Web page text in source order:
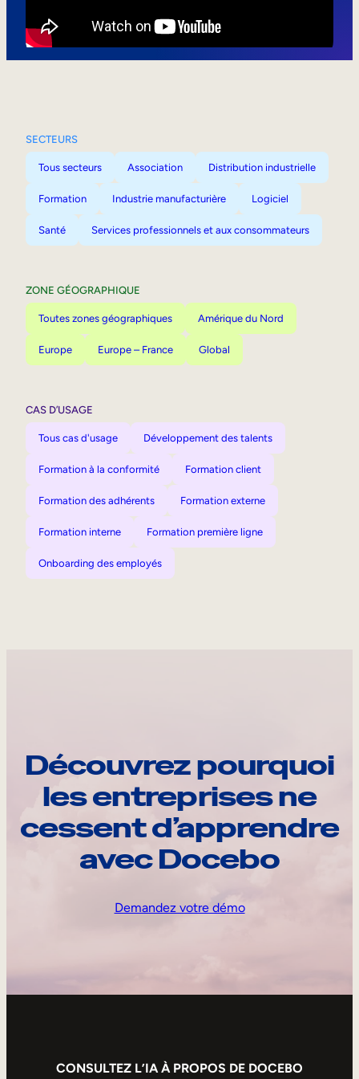
SECTEURS
Tous secteurs Association Distribution industrielle
Formation Industrie manufacturière Logiciel
Santé Services professionnels et aux consommateurs
ZONE GÉOGRAPHIQUE
Toutes zones géographiques Amérique du Nord
Europe Europe – France Global
CAS D’USAGE
Tous cas d'usage Développement des talents
Formation à la conformité Formation client
Formation des adhérents Formation externe
Formation interne Formation première ligne
Onboarding des employés
Découvrez pourquoi
les entreprises ne
cessent d’apprendre
avec Docebo
Demandez votre démo
CONSULTEZ L’IA À PROPOS DE DOCEBO